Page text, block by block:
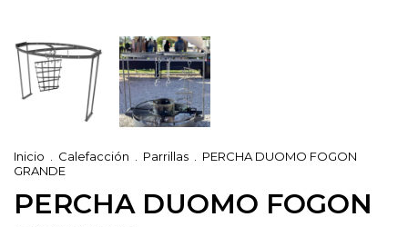
Inicio Calefacción Parrillas
PERCHA DUOMO FOGON
GRANDE
PERCHA DUOMO FOGON